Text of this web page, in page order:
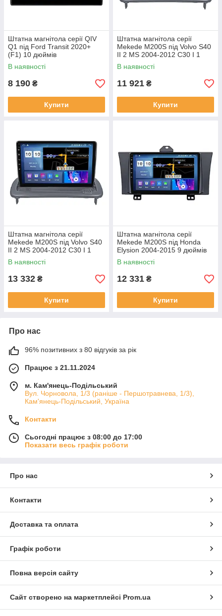
Штатна магнітола серії QIV
Q1 під Ford Transit 2020+
(F1) 10 дюймів
В наявності
8 190 ₴
Купити
Штатна магнітола серії
Mekede M200S під Volvo S40
II 2 MS 2004-2012 C30 I 1
2006-2013 C70 II 2 2005-2013
(W1)
В наявності
11 921 ₴
Купити
Штатна магнітола серії
Mekede M200S під Volvo S40
II 2 MS 2004-2012 C30 I 1
2006-2013 C70 II 2 2005-2013
(W2)
В наявності
13 332 ₴
Купити
Штатна магнітола серії
Mekede M200S під Honda
Elysion 2004-2015 9 дюймів
В наявності
12 331 ₴
Купити
Про нас
96% позитивних з 80 відгуків за рік
Працює з 21.11.2024
м. Кам'янець-Подільський
Вул. Чорновола, 1/3 (раніше - Першотравнева, 1/3),
Кам'янець-Подільський, Україна
Контакти
Сьогодні працює з 08:00 до 17:00
Показати весь графік роботи
Про нас
Контакти
Доставка та оплата
Графік роботи
Повна версія сайту
Сайт створено на маркетплейсі Prom.ua